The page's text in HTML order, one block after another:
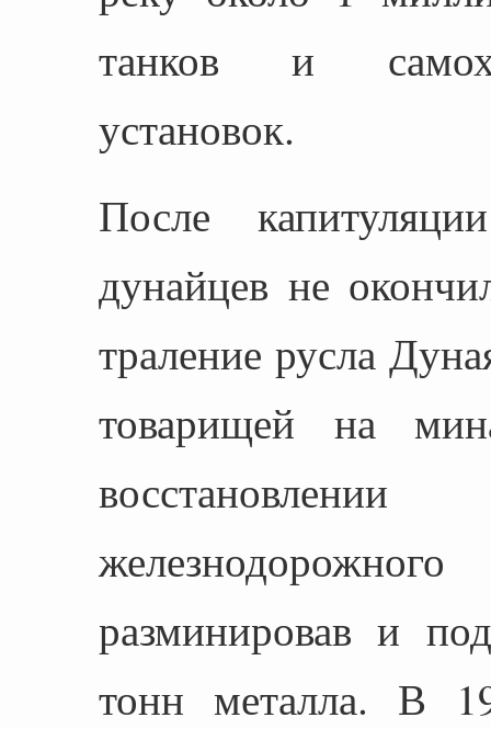
танков и
установок.
После
дунайцев не
траление русла
товарищей на
разминировав и
тонн металла. В